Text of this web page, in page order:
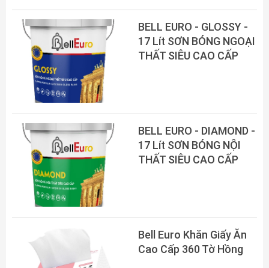
BELL EURO - GLOSSY -
17 Lít SƠN BÓNG NGOẠI
THẤT SIÊU CAO CẤP
BELL EURO - DIAMOND -
17 Lít SƠN BÓNG NỘI
THẤT SIÊU CAO CẤP
Bell Euro Khăn Giấy Ăn
Cao Cấp 360 Tờ Hồng